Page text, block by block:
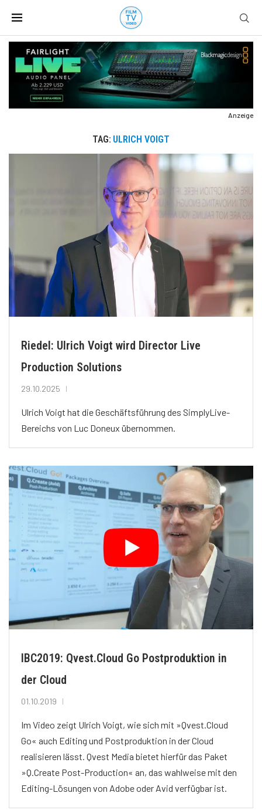
Anzeige
TAG: ULRICH VOIGT
Riedel: Ulrich Voigt wird Director Live
Production Solutions
29.10.2025
Ulrich Voigt hat die Geschäftsführung des SimplyLive-
Bereichs von Luc Doneux übernommen.
IBC2019: Qvest.Cloud Go Postproduktion in
der Cloud
01.10.2019
Im Video zeigt Ulrich Voigt, wie sich mit »Qvest.Cloud
Go« auch Editing und Postproduktion in der Cloud
realisieren lässt. Qvest Media bietet hierfür das Paket
»Q.Create Post-Production« an, das wahlweise mit den
Editing-Lösungen von Adobe oder Avid verfügbar ist.